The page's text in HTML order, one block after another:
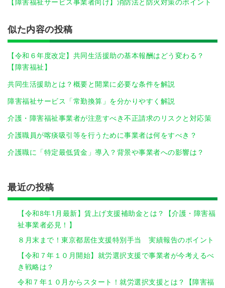
【障害福祉サービス事業者向け】消防法と防火対策のポイント
似た内容の投稿
【令和６年度改定】共同生活援助の基本報酬はどう変わる？
【障害福祉】
共同生活援助とは？概要と開業に必要な条件を解説
障害福祉サービス「常勤換算」を分かりやすく解説
介護・障害福祉事業者が注意すべき不正請求のリスクと対応策
介護職員が喀痰吸引等を行うために事業者は何をすべき？
介護職に「特定最低賃金」導入？背景や事業者への影響は？
最近の投稿
【令和8年1月最新】賃上げ支援補助金とは？【介護・障害福
祉事業者必見！】
８月末まで！東京都居住支援特別手当 実績報告のポイント
【令和７年１０月開始】就労選択支援で事業者が今考えるべ
き戦略は？
令和７年１０月からスタート！就労選択支援とは？【障害福